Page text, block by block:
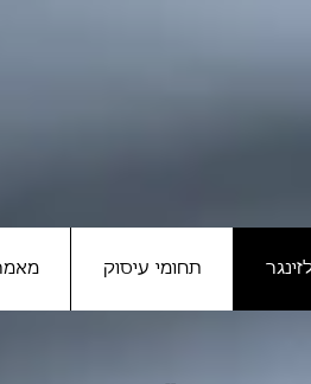
תחומי עיסוק